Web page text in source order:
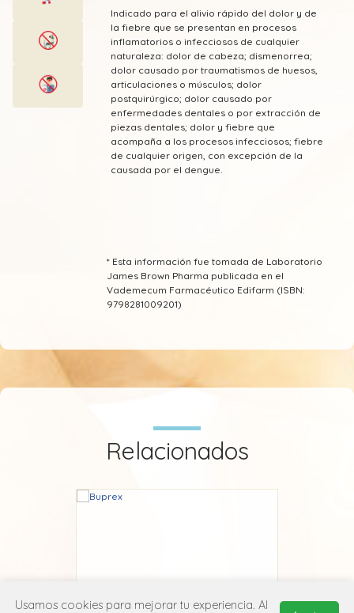
Indicado para el alivio rápido del dolor y de
la fiebre que se presentan en procesos
inflamatorios o infecciosos de cualquier
naturaleza: dolor de cabeza; dismenorrea;
dolor causado por traumatismos de huesos,
articulaciones o músculos; dolor
postquirúrgico; dolor causado por
enfermedades dentales o por extracción de
piezas dentales; dolor y fiebre que
acompaña a los procesos infecciosos; fiebre
de cualquier origen, con excepción de la
causada por el dengue.
* Esta información fue tomada de Laboratorio
James Brown Pharma publicada en el
Vademecum Farmacéutico Edifarm (ISBN:
9798281009201)
Relacionados
Usamos cookies para mejorar tu experiencia. Al